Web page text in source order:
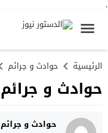
.
الرئيسية حوادث و جرائم
حوادث و جرائم
حوادث و جرائم